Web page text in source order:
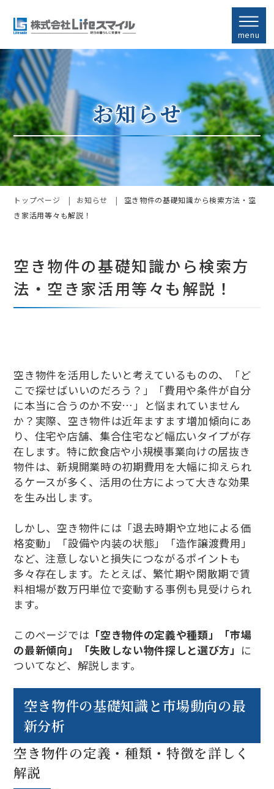
menu
トップページ お知らせ
空き物件の基礎知識から検索方法・空
き家活用等々も解説！
空き物件の基礎知識から検索方
法・空き家活用等々も解説！
空き物件を活用したいと考えているものの、「ど
こで探せばいいのだろう？」「費用や条件が自分
に本当に合うのか不安…」と悩まれていません
か？実際、空き物件は近年ますます増加傾向にあ
り、住宅や店舗、集合住宅など幅広いタイプが存
在します。特に飲食店や小規模事業向けの居抜き
物件は、新規開業時の初期費用を大幅に抑えられ
るケースが多く、活用の仕方によって大きな効果
を生み出します。
しかし、空き物件には「退去時期や立地による価
格変動」「設備や内装の状態」「造作譲渡費用」
など、注意しないと損失につながるポイントも
多々存在します。たとえば、繁忙期や閑散期で賃
料相場が数万円単位で変動する事例も見受けられ
ます。
このページでは 「空き物件の定義や種類」「市場
の最新傾向」「失敗しない物件探しと選び方」 に
ついてなど、解説します。
空き物件の基礎知識と市場動向の最
新分析
空き物件の定義・種類・特徴を詳しく
解説